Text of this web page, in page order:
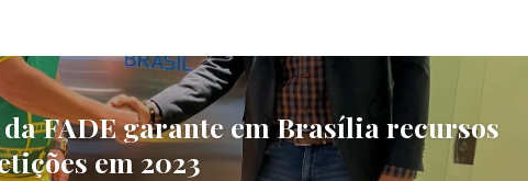
FADE garante em Brasília recursos
em 2023